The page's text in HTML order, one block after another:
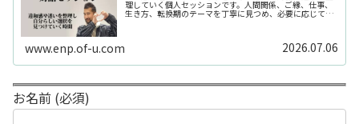
理していく個人セッションです。人間関係、ご縁、仕事、
生き方、転換期のテーマを丁寧に見つめ、必要に応じてカ
www.enp.of-u.com 2026.07.06
お名前 (必須)